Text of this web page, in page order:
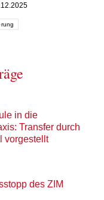
in die
Transfer durch
vorgestellt
des ZIM